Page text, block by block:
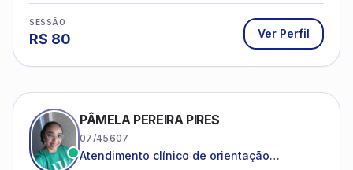
SESSÃO
R$ 80 Ver Perfil
PÂMELA PEREIRA PIRES
07/45607
Atendimento clínico de orientação